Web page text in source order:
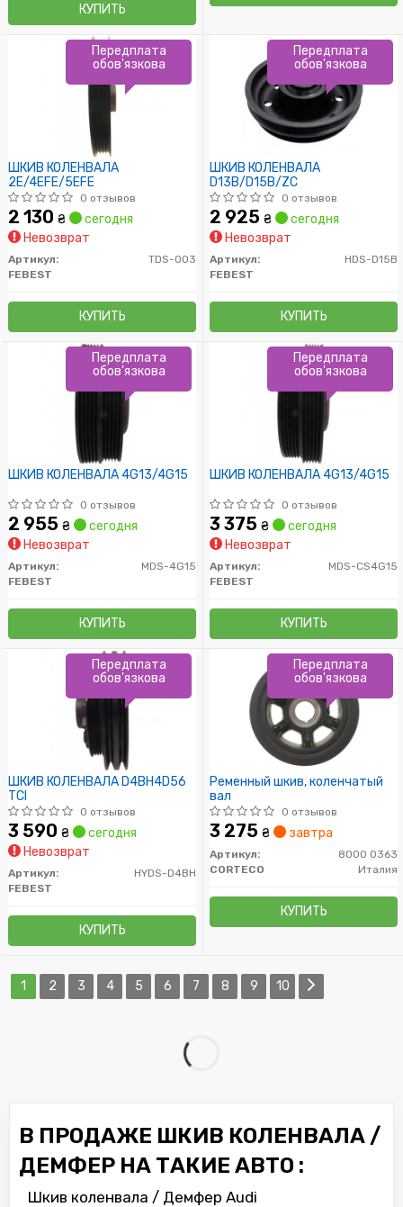
КУПИТЬ
ШКИВ КОЛЕНВАЛА
2E/4EFE/5EFE
0 отзывов
2 130 ₴
сегодня
Невозврат
Артикул:
TDS-003
FEBEST
КУПИТЬ
Передплата
обов'язкова
ШКИВ КОЛЕНВАЛА
D13B/D15B/ZC
0 отзывов
2 925 ₴
сегодня
Невозврат
Артикул:
HDS-D15B
FEBEST
КУПИТЬ
Передплата
обов'язкова
ШКИВ КОЛЕНВАЛА 4G13/4G15
0 отзывов
2 955 ₴
сегодня
Невозврат
Артикул:
MDS-4G15
FEBEST
КУПИТЬ
Передплата
обов'язкова
ШКИВ КОЛЕНВАЛА 4G13/4G15
0 отзывов
3 375 ₴
сегодня
Невозврат
Артикул:
MDS-CS4G15
FEBEST
КУПИТЬ
Передплата
обов'язкова
ШКИВ КОЛЕНВАЛА D4BH4D56
TCI
0 отзывов
3 590 ₴
сегодня
Невозврат
Артикул:
HYDS-D4BH
FEBEST
КУПИТЬ
Передплата
обов'язкова
Ременный шкив, коленчатый
вал
0 отзывов
3 275 ₴ завтра
Артикул:
8000 0363
CORTECO
Италия
КУПИТЬ
Передплата
обов'язкова
1 2 3 4 5 6 7 8 9 10
В ПРОДАЖЕ ШКИВ КОЛЕНВАЛА /
ДЕМФЕР НА ТАКИЕ АВТО :
Шкив коленвала / Демфер Audi